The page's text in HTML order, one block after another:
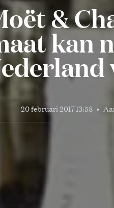
&
kan
20 februari 2017 13:58 •